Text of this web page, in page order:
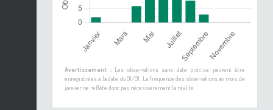
Avertissement :Les observations sans date précise peuvent être
enregistrées à la date du 01/01. La fréquence des observations au mois de
janvier ne reflète donc pas nécessairement la réalité.